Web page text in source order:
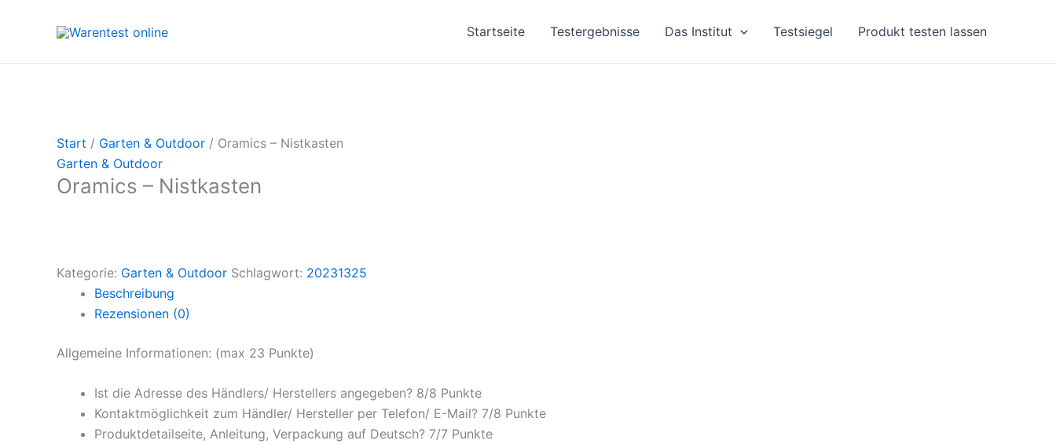
Startseite Testergebnisse Das Institut Testsiegel Produkt testen lassen
Start / Garten & Outdoor / Oramics – Nistkasten
Garten & Outdoor
Oramics – Nistkasten
Kategorie: Garten & Outdoor Schlagwort: 20231325
Beschreibung
Rezensionen (0)
Allgemeine Informationen: (max 23 Punkte)
Ist die Adresse des Händlers/ Herstellers angegeben? 8/8 Punkte
Kontaktmöglichkeit zum Händler/ Hersteller per Telefon/ E-Mail? 7/8 Punkte
Produktdetailseite, Anleitung, Verpackung auf Deutsch? 7/7 Punkte